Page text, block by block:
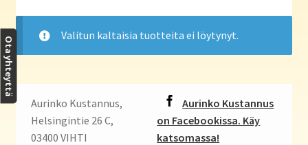
Auringon kirja- ja paperipuodit verkossa
tason
Haluatko kirjailijaksi?
Valitun kaltaisia tuotteita ei löytynyt.
Aurinko Kustannus,
Helsingintie 26 C,
03400 VIHTI
Aurinko Kustannus
on Facebookissa. Käy
katsomassa!
Ota yhteyttä